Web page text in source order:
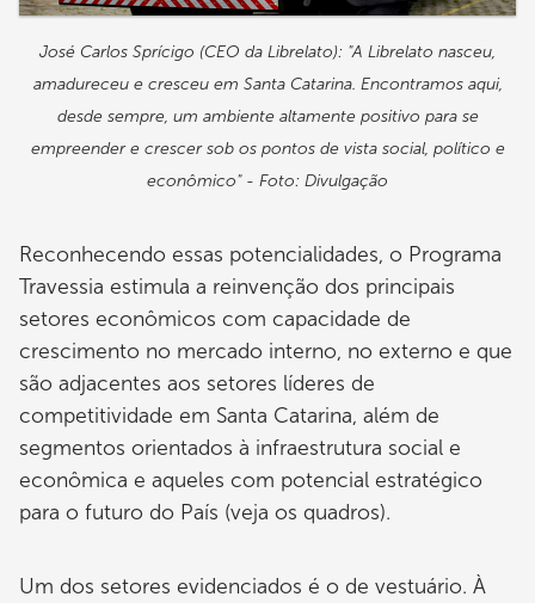
José Carlos Sprícigo (CEO da Librelato): "A Librelato nasceu,
amadureceu e cresceu em Santa Catarina. Encontramos aqui,
desde sempre, um ambiente altamente positivo para se
empreender e crescer sob os pontos de vista social, político e
econômico" - Foto: Divulgação
Reconhecendo essas potencialidades, o Programa
Travessia estimula a reinvenção dos principais
setores econômicos com capacidade de
crescimento no mercado interno, no externo e que
são adjacentes aos setores líderes de
competitividade em Santa Catarina, além de
segmentos orientados à infraestrutura social e
econômica e aqueles com potencial estratégico
para o futuro do País (veja os quadros).
Um dos setores evidenciados é o de vestuário. À